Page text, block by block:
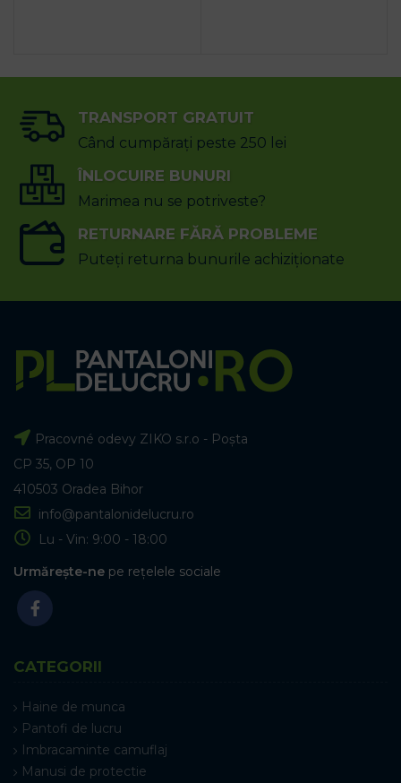
TRANSPORT GRATUIT
Când cumpărați peste 250 lei
ÎNLOCUIRE BUNURI
Marimea nu se potriveste?
RETURNARE FĂRĂ PROBLEME
Puteți returna bunurile achiziționate
Pracovné odevy ZIKO s.r.o - Poșta
CP 35, OP 10
410503 Oradea Bihor
info@pantalonidelucru.ro
Lu - Vin: 9:00 - 18:00
Urmărește-ne pe rețelele sociale
CATEGORII
Haine de munca
Pantofi de lucru
Imbracaminte camuflaj
Manusi de protectie